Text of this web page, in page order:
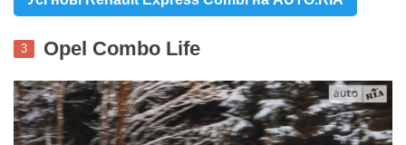
3 Opel Combo Life